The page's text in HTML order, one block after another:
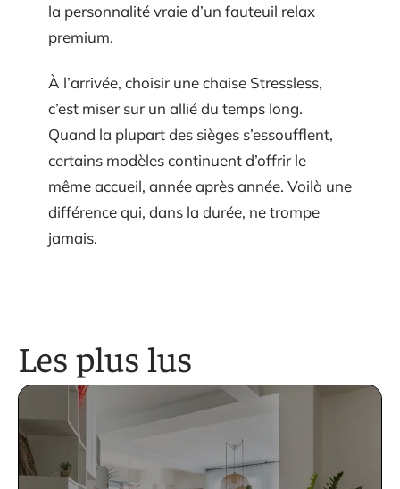
la personnalité vraie d’un fauteuil relax
premium.
À l’arrivée, choisir une chaise Stressless,
c’est miser sur un allié du temps long.
Quand la plupart des sièges s’essoufflent,
certains modèles continuent d’offrir le
même accueil, année après année. Voilà une
différence qui, dans la durée, ne trompe
jamais.
Les plus lus